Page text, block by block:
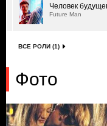
Человек
Future Man
ВСЕ РОЛИ (1)
Фото